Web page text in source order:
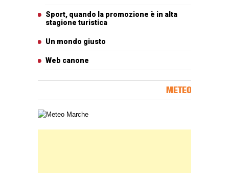
Sport, quando la promozione è in alta
stagione turistica
Un mondo giusto
Web canone
METEO
Carta meteorologica delle Marche